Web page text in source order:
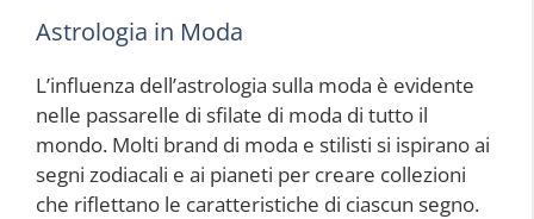
Astrologia in Moda
L’influenza dell’astrologia sulla moda è evidente
nelle passarelle di sfilate di moda di tutto il
mondo. Molti brand di moda e stilisti si ispirano ai
segni zodiacali e ai pianeti per creare collezioni
che riflettano le caratteristiche di ciascun segno.